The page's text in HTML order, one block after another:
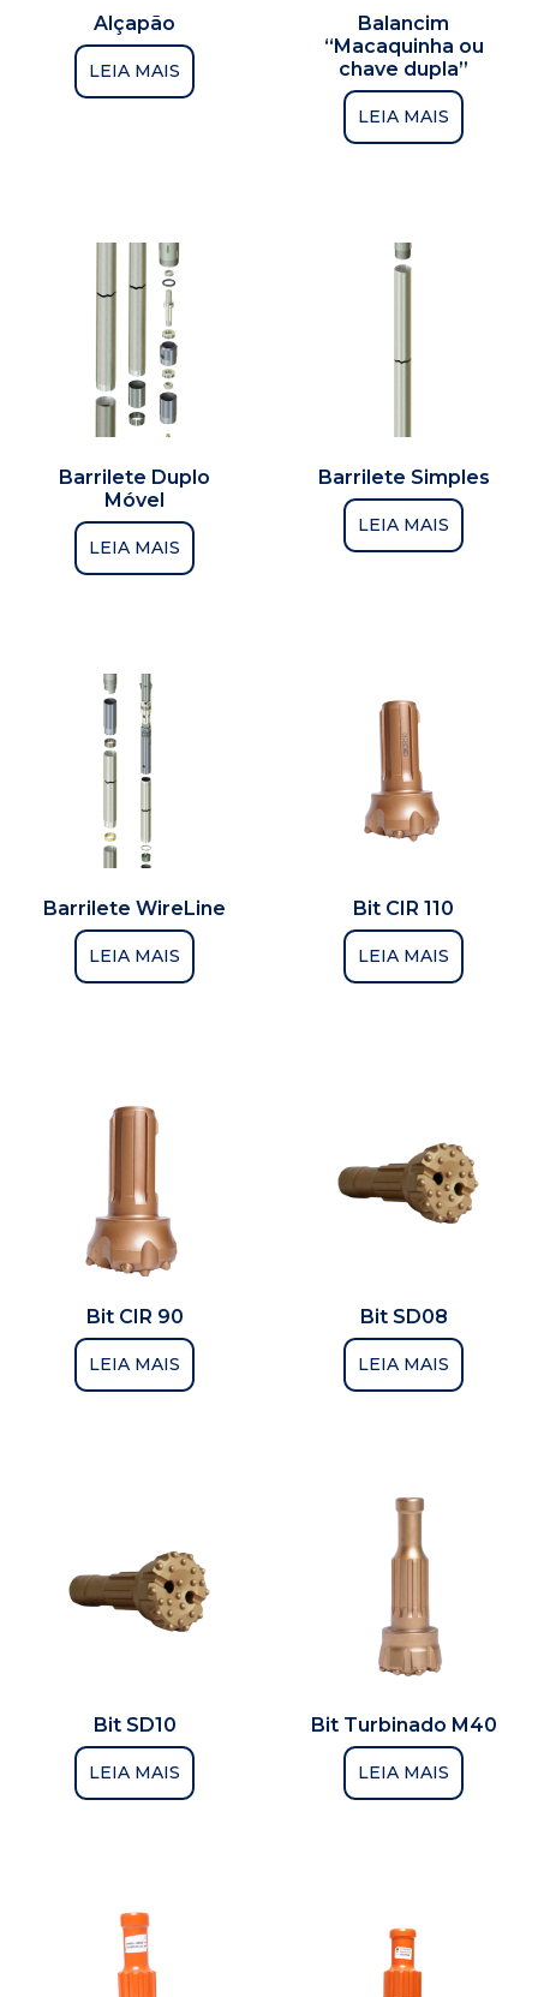
Alçapão
LEIA MAIS
Balancim
“Macaquinha ou
chave dupla”
LEIA MAIS
Barrilete Duplo
Móvel
LEIA MAIS
Barrilete Simples
LEIA MAIS
Barrilete WireLine
LEIA MAIS
Bit CIR 110
LEIA MAIS
Bit CIR 90
LEIA MAIS
Bit SD08
LEIA MAIS
Bit SD10
LEIA MAIS
Bit Turbinado M40
LEIA MAIS